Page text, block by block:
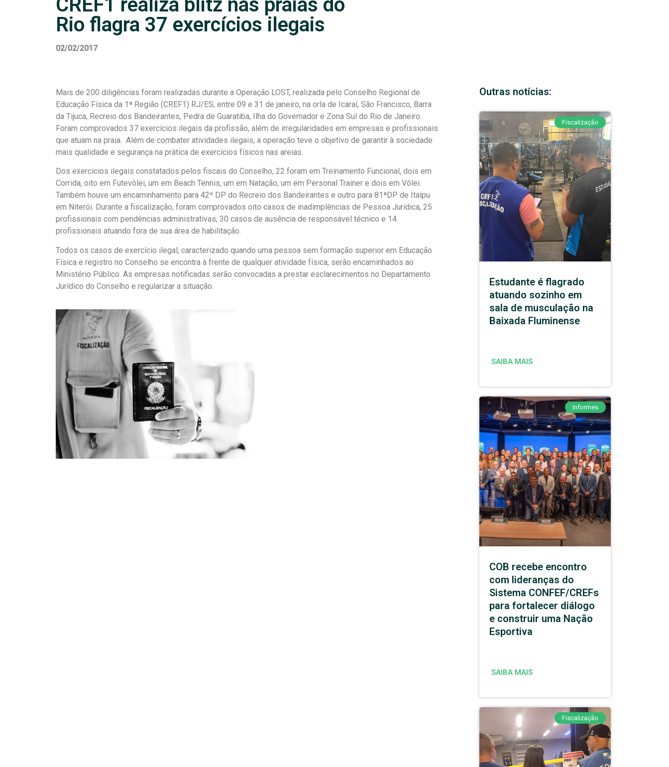
CREF1 realiza blitz nas praias do
Rio flagra 37 exercícios ilegais
02/02/2017
Mais de 200 diligências foram realizadas durante a Operação LOST, realizada pelo Conselho Regional de
Educação Física da 1ª Região (CREF1) RJ/ES, entre 09 e 31 de janeiro, na orla de Icaraí, São Francisco, Barra
da Tijuca, Recreio dos Bandeirantes, Pedra de Guaratiba, Ilha do Governador e Zona Sul do Rio de Janeiro.
Foram comprovados 37 exercícios ilegais da profissão, além de irregularidades em empresas e profissionais
que atuam na praia. Além de combater atividades ilegais, a operação teve o objetivo de garantir à sociedade
mais qualidade e segurança na prática de exercícios físicos nas areias.
Dos exercícios ilegais constatados pelos fiscais do Conselho, 22 foram em Treinamento Funcional, dois em
Corrida, oito em Futevôlei, um em Beach Tennis, um em Natação, um em Personal Trainer e dois em Vôlei.
Também houve um encaminhamento para 42º DP do Recreio dos Bandeirantes e outro para 81ªDP de Itaipu
em Niterói. Durante a fiscalização, foram comprovados oito casos de inadimplências de Pessoa Jurídica, 25
profissionais com pendências administrativas, 30 casos de ausência de responsável técnico e 14
profissionais atuando fora de sua área de habilitação.
Todos os casos de exercício ilegal, caracterizado quando uma pessoa sem formação superior em Educação
Física e registro no Conselho se encontra à frente de qualquer atividade física, serão encaminhados ao
Ministério Público. As empresas notificadas serão convocadas a prestar esclarecimentos no Departamento
Jurídico do Conselho e regularizar a situação.
Outras notícias:
Fiscalização
Estudante é flagrado
atuando sozinho em
sala de musculação na
Baixada Fluminense
SAIBA MAIS
Informes
COB recebe encontro
com lideranças do
Sistema CONFEF/CREFs
para fortalecer diálogo
e construir uma Nação
Esportiva
SAIBA MAIS
Fiscalização